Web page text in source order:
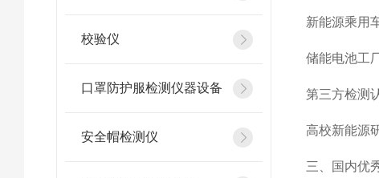
校验仪
口罩防护服检测仪器设备
安全帽检测仪
新能源乘用
储能电池工
第三方检测
高校新能源
三、国内优